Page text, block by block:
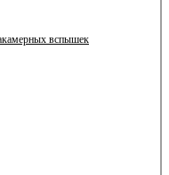
вспышек